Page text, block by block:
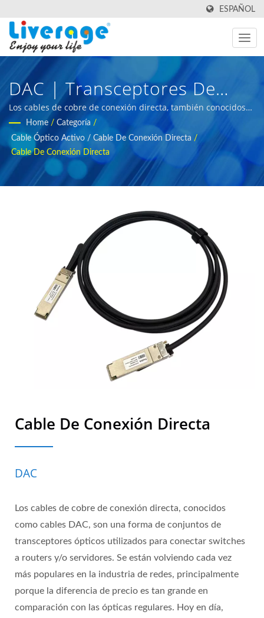
ESPAÑOL
DAC | Transceptores De
Fibra Óptica De Alto
Rendimiento Para Redes 5g
Los cables de cobre de conexión directa, también conocidos
como cables DAC, son una forma de conjuntos de
transceptores ópticos utilizados para conectar switches a
routers y/o servidores. | equipo de medición de fibra óptica
para compradores internacionales
Home / Categoría /
Cable Óptico Activo / Cable De Conexión Directa /
Cable De Conexión Directa
Cable De Conexión Directa
DAC
Los cables de cobre de conexión directa, conocidos
como cables DAC, son una forma de conjuntos de
transceptores ópticos utilizados para conectar switches
a routers y/o servidores. Se están volviendo cada vez
más populares en la industria de redes, principalmente
porque la diferencia de precio es tan grande en
comparación con las ópticas regulares. Hoy en día,